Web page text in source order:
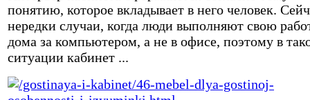
понятию, которое вкладывает в него человек.
нередки случаи, когда люди выполняют свою
дома за компьютером, а не в офисе, поэтому в
ситуации кабинет ...